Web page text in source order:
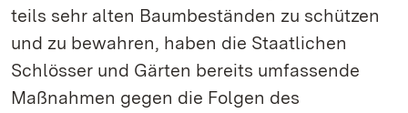
teils sehr alten Baumbeständen zu schützen
und zu bewahren, haben die Staatlichen
Schlösser und Gärten bereits umfassende
Maßnahmen gegen die Folgen des